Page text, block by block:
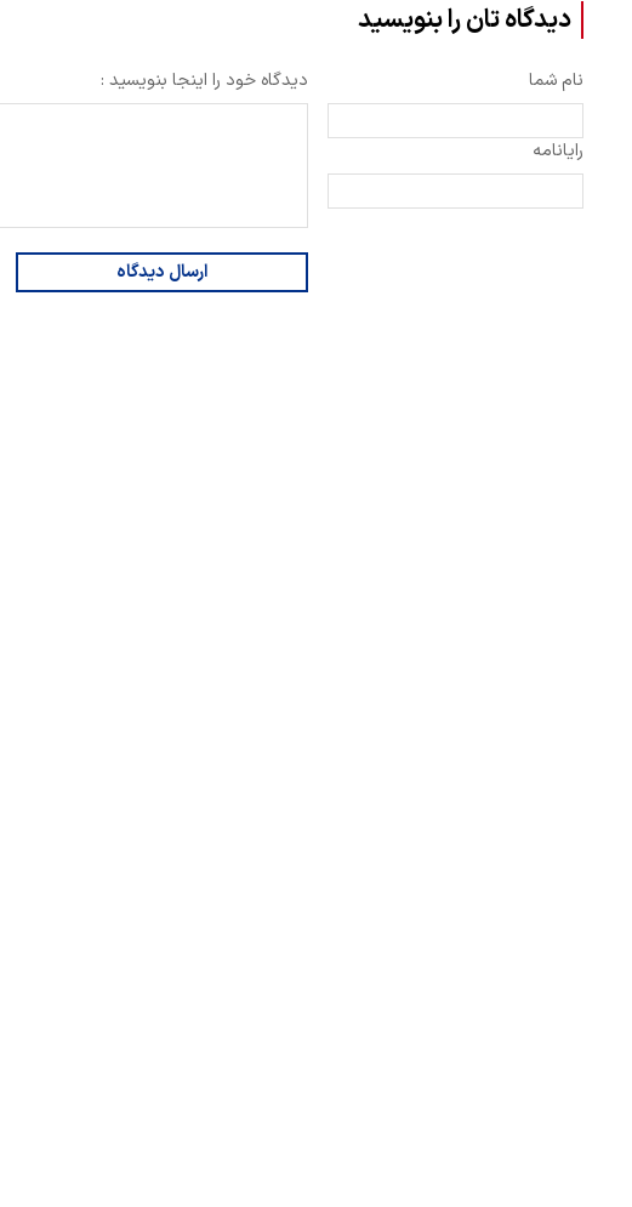
دیدگاه تان را بنویسید
نام شما
رایانامه
دیدگاه خود را اینجا بنویسید :
ارسال دیدگاه